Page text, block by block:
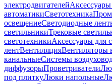
электродвигателей
автоматикиСветотехника
освещениеСветодиодные
светильникиТрековые
светотехникиАксессуары для
лентВентиляцияВентиляторы
канальныеСистемы
диффузорыПроветриватели
под плиткуЛюки напольные